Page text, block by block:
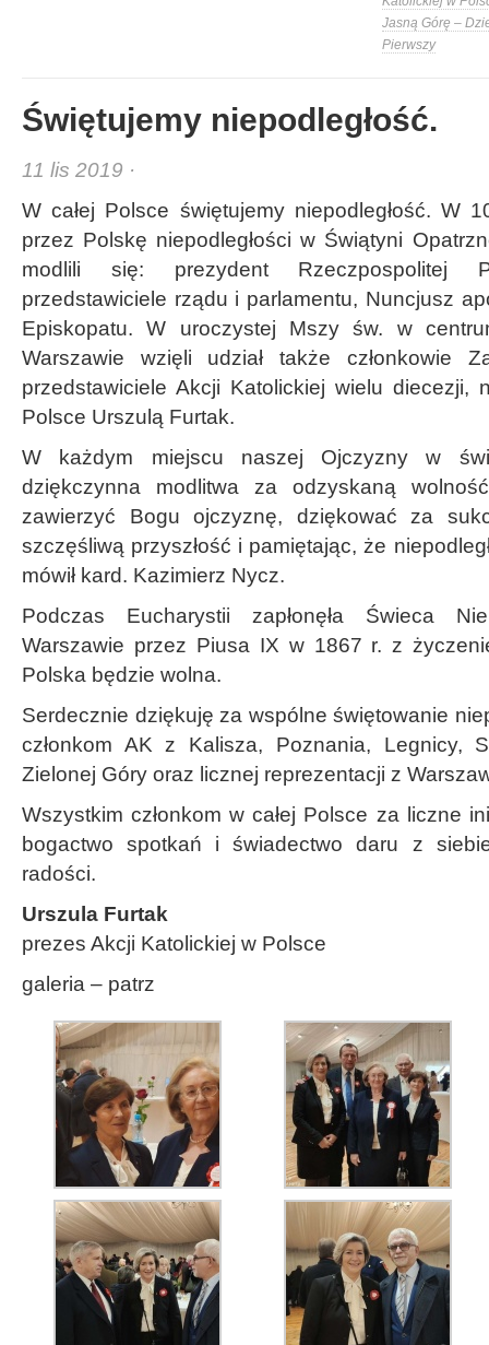
Jasną Górę –
Pierwszy
Świętujemy niepodległość.
11 lis 2019 ·
W całej Polsce świętujemy niepodległość. W
przez Polskę niepodległości w Świątyni
modlili się: prezydent Rzeczpospolitej
przedstawiciele rządu i parlamentu, Nuncjusz
Episkopatu. W uroczystej Mszy św. w
Warszawie wzięli udział także członkowie
przedstawiciele Akcji Katolickiej wielu
Polsce Urszulą Furtak.
W każdym miejscu naszej Ojczyzny w
dziękczynna modlitwa za odzyskaną
zawierzyć Bogu ojczyznę, dziękować za
szczęśliwą przyszłość i pamiętając, że
mówił kard. Kazimierz Nycz.
Podczas Eucharystii zapłonęła Świeca
Warszawie przez Piusa IX w 1867 r. z
Polska będzie wolna.
Serdecznie dziękuję za wspólne świętowanie
członkom AK z Kalisza, Poznania, Legnicy,
Zielonej Góry oraz licznej reprezentacji z
Wszystkim członkom w całej Polsce za liczne
bogactwo spotkań i świadectwo daru z
radości.
Urszula Furtak
prezes Akcji Katolickiej w Polsce
galeria – patrz